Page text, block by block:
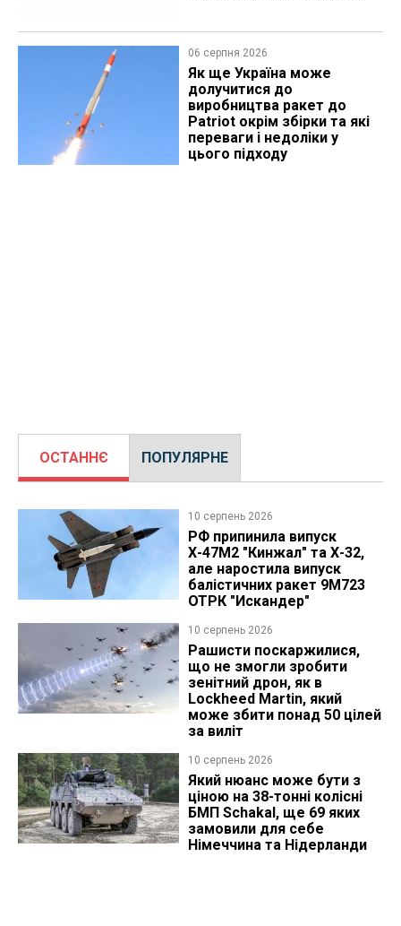
06 серпня 2026
Як ще Україна може
долучитися до
виробництва ракет до
Patriot окрім збірки та які
переваги і недоліки у
цього підходу
ОСТАННЄ ПОПУЛЯРНЕ
10 серпень 2026
РФ припинила випуск
Х-47М2 "Кинжал" та Х-32,
але наростила випуск
балістичних ракет 9М723
ОТРК "Искандер"
10 серпень 2026
Рашисти поскаржилися,
що не змогли зробити
зенітний дрон, як в
Lockheed Martin, який
може збити понад 50 цілей
за виліт
10 серпень 2026
Який нюанс може бути з
ціною на 38-тонні колісні
БМП Schakal, ще 69 яких
замовили для себе
Німеччина та Нідерланди